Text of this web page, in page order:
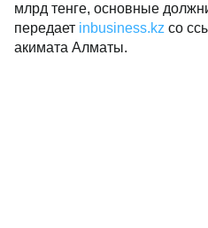
млрд тенге, основные
передает inbusiness.kz со
акимата Алматы.